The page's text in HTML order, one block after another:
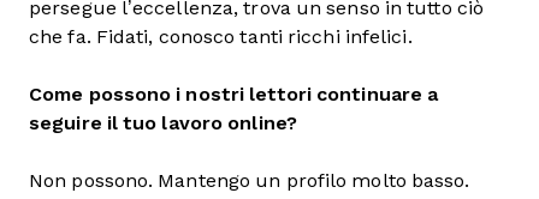
persegue l’eccellenza, trova un senso in tutto ciò
che fa. Fidati, conosco tanti ricchi infelici.
Come possono i nostri lettori continuare a
seguire il tuo lavoro online?
Non possono. Mantengo un profilo molto basso.